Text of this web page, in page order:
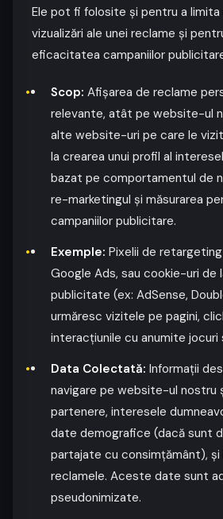
Ele pot fi folosite și pentru a limita
vizualizări ale unei reclame și
eficacitatea campaniilor
Scop: Afișarea de reclame
relevante, atât pe website-ul
alte website-uri pe care le
la crearea unui profil al
bazat pe comportamentul de
re-marketingul și măsurarea
campaniilor publicitare.
Exemple: Pixelii de
Google Ads, sau cookie-uri de
publicitate (ex: AdSense,
urmăresc vizitele pe pagini,
interacțiunile cu anumite jocuri
Data Colectată: Informații
navigare pe website-ul nostru
partenere, interesele
date demografice (dacă sunt
partajate cu consimțământ),
reclamele. Aceste date sunt
pseudonimizate.